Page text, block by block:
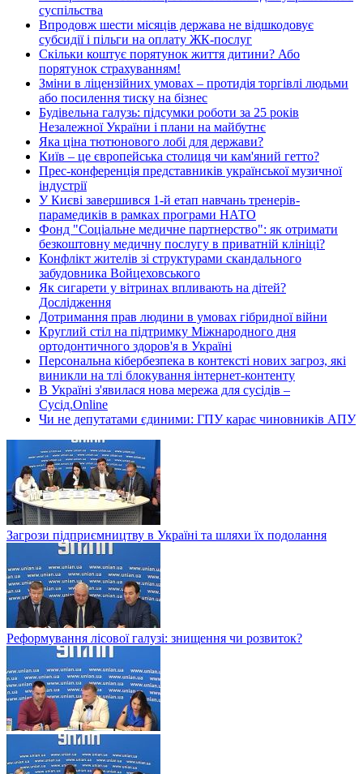
суспільства
Впродовж шести місяців держава не відшкодовує
субсидії і пільги на оплату ЖК-послуг
Скільки коштує порятунок життя дитини? Або
порятунок страхуванням!
Зміни в ліцензійних умовах – протидія торгівлі людьми
або посилення тиску на бізнес
Будівельна галузь: підсумки роботи за 25 років
Незалежної України і плани на майбутнє
Яка ціна тютюнового лобі для держави?
Київ – це європейська столиця чи кам'яний гетто?
Прес-конференція представників української музичної
індустрії
У Києві завершився 1-й етап навчань тренерів-
парамедиків в рамках програми НАТО
Фонд "Соціальне медичне партнерство": як отримати
безкоштовну медичну послугу в приватній клініці?
Конфлікт жителів зі структурами скандального
забудовника Войцеховського
Як сигарети у вітринах впливають на дітей?
Дослідження
Дотримання прав людини в умовах гібридної війни
Круглий стіл на підтримку Міжнародного дня
ортодонтичного здоров'я в Україні
Персональна кібербезпека в контексті нових загроз, які
виникли на тлі блокування інтернет-контенту
В Україні з'явилася нова мережа для сусідів –
Сусід.Online
Чи не депутатами єдиними: ГПУ карає чиновників АПУ
Загрози підприємництву в Україні та шляхи їх подолання
Реформування лісової галузі: знищення чи розвиток?